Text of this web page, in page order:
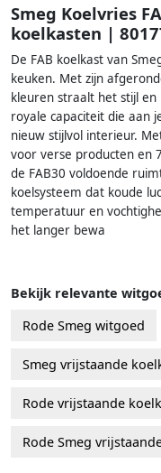
Smeg Koelvries
koelkasten |
De FAB koelkast van
keuken. Met zijn
kleuren straalt het stijl en
royale capaciteit die aan
nieuw stijlvol interieur.
voor verse producten en
de FAB30 voldoende
koelsysteem dat koude
temperatuur en
het langer bewa
Bekijk relevante
Rode Smeg witgoed
Smeg vrijstaande
Rode vrijstaande
Rode Smeg